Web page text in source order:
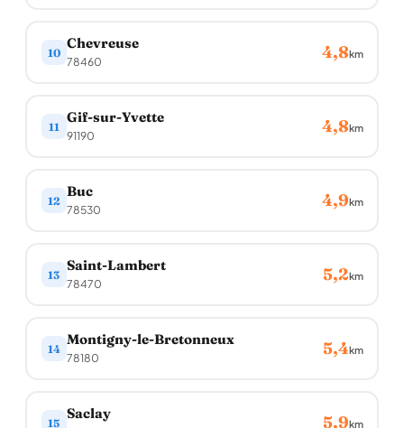
10
Chevreuse
78460 4,8km
11
Gif-sur-Yvette
91190 4,8km
12
Buc
78530 4,9km
13
Saint-Lambert
78470 5,2km
14
Montigny-le-Bretonneux
78180 5,4km
15
Saclay 5,9km